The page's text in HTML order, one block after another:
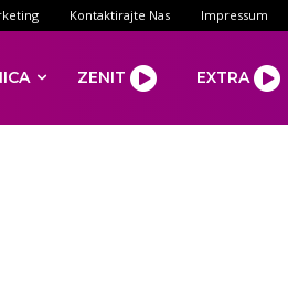
Kontaktirajte Nas Impressum
ZENIT EXTRA